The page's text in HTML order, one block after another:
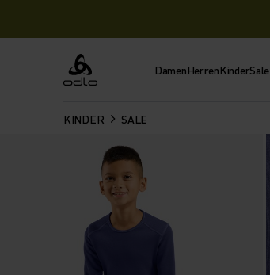
Odlo DamenHerrenKinderSale
KINDER SALE